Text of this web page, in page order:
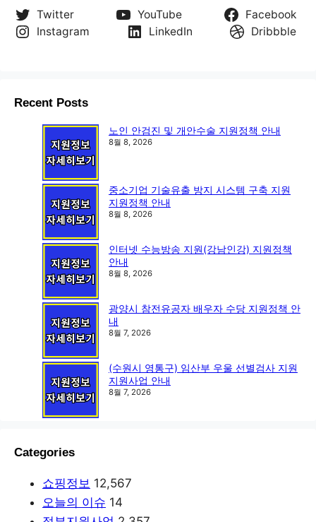
Twitter YouTube
Facebook
Instagram
LinkedIn Dribbble
Recent Posts
노인 안검진 및 개안수술 지원정책 안내
8월 8, 2026
중소기업 기술유출 방지 시스템 구축 지원
지원정책 안내
8월 8, 2026
인터넷 수능방송 지원(강남인강) 지원정책
안내
8월 8, 2026
광양시 참전유공자 배우자 수당 지원정책 안
내
8월 7, 2026
(수원시 영통구) 임산부 우울 선별검사 지원
지원사업 안내
8월 7, 2026
Categories
쇼핑정보 12,567
오늘의 이슈 14